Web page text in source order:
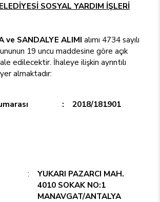
SOSYAL YARDIM İŞLERİ
ve SANDALYE ALIMI alımı 4734 sayılı
19 uncu maddesine göre açık
edilecektir. İhaleye ilişkin ayrıntılı
almaktadır:
: 2018/181901
:
YUKARI PAZARCI MAH.
4010 SOKAK NO:1
MANAVGAT/ANTALYA